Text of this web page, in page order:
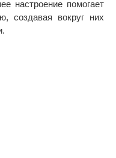
настроение помогает
создавая вокруг них